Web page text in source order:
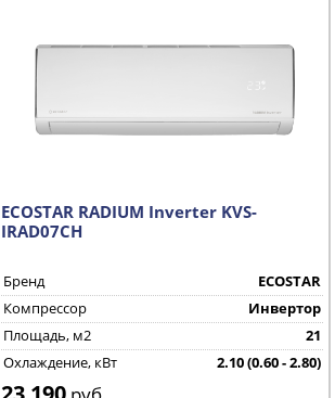
ECOSTAR RADIUM Inverter KVS-
IRAD07CH
Бренд
ECOSTAR
Компрессор
Инвертор
Площадь, м2
21
Охлаждение, кВт
2.10 (0.60 - 2.80)
Страна производства